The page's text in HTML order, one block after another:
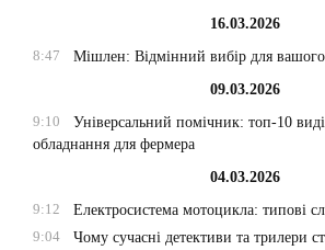
16.03.2026
8:47
Мішлен: Відмінний вибір для вашого
09.03.2026
9:10
Універсальний помічник: топ-10
обладнання для фермера
04.03.2026
9:12
Електросистема мотоцикла: типові
9:04
Чому сучасні детективи та трилери